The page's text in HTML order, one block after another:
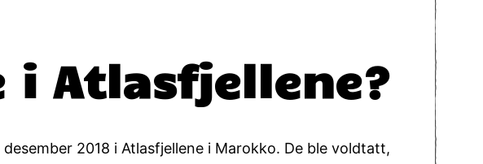
i Atlasfjellene?
2018 i Atlasfjellene i Marokko. De ble voldtatt,